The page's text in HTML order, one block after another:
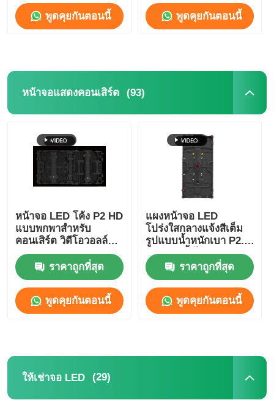
พูดคุยกันตอนนี้ พูดคุยกันตอนนี้
หน้าจอแสดงคอนเสิร์ต (93)
หน้าจอ LED โค้ง P2 HD
แบบพกพาสำหรับ
คอนเสิร์ต วิดีโอวอลล์
4500cd-5000cd
ราคาถูกที่สุด
พูดคุยกันตอนนี้
แผงหน้าจอ LED
โปร่งใสกลางแจ้งสีเต็ม
รูปแบบน้ำหนักเบา P2.6
P2.9 กันน้ำได้ ปรับแต่ง
ได้
ราคาถูกที่สุด
พูดคุยกันตอนนี้
ให้เช่าจอ LED (29)